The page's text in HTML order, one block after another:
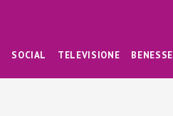
SOCIAL TELEVISIONE